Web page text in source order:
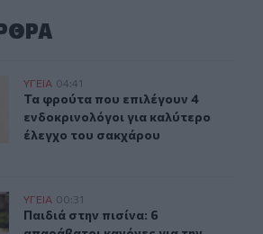
4 ενδοκρινολόγοι για
ΥΓΕΙΑ 04:41
Τα φρούτα που επιλέγουν 4
Τα φρούτα που επιλέγουν 4
ενδοκρινολόγοι για καλύτερο
έλεγχο του σακχάρου
6 απαράβατοι κανόνες για την
ΥΓΕΙΑ 00:31
Παιδιά στην πισίνα: 6 απαράβατοι
Παιδιά στην πισίνα: 6